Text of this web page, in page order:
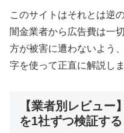
このサイトはそれとは逆
闇金業者から広告費は一
方が被害に遭わないよう
字を使って正直に解説しま
【業者別レビュー
を1社ずつ検証する